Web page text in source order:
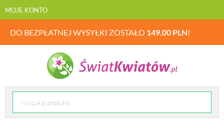
MOJE KONTO
DO BEZPŁATNEJ WYSYŁKI ZOSTAŁO 149.00 PLN!